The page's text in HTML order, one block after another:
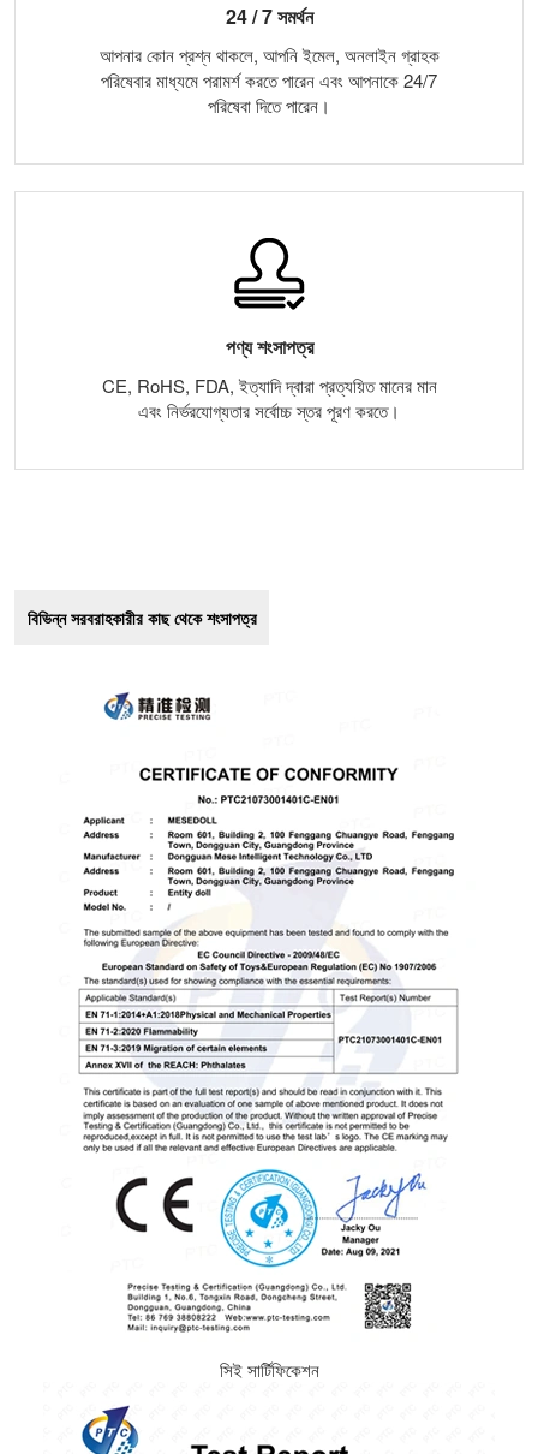
24 / 7 সমর্থন
আপনার কোন প্রশ্ন থাকলে, আপনি ইমেল, অনলাইন গ্রাহক
পরিষেবার মাধ্যমে পরামর্শ করতে পারেন এবং আপনাকে 24/7
পরিষেবা দিতে পারেন।
পণ্য শংসাপত্র
CE, RoHS, FDA, ইত্যাদি দ্বারা প্রত্যয়িত মানের মান
এবং নির্ভরযোগ্যতার সর্বোচ্চ স্তর পূরণ করতে।
বিভিন্ন সরবরাহকারীর কাছ থেকে শংসাপত্র
সিই সার্টিফিকেশন